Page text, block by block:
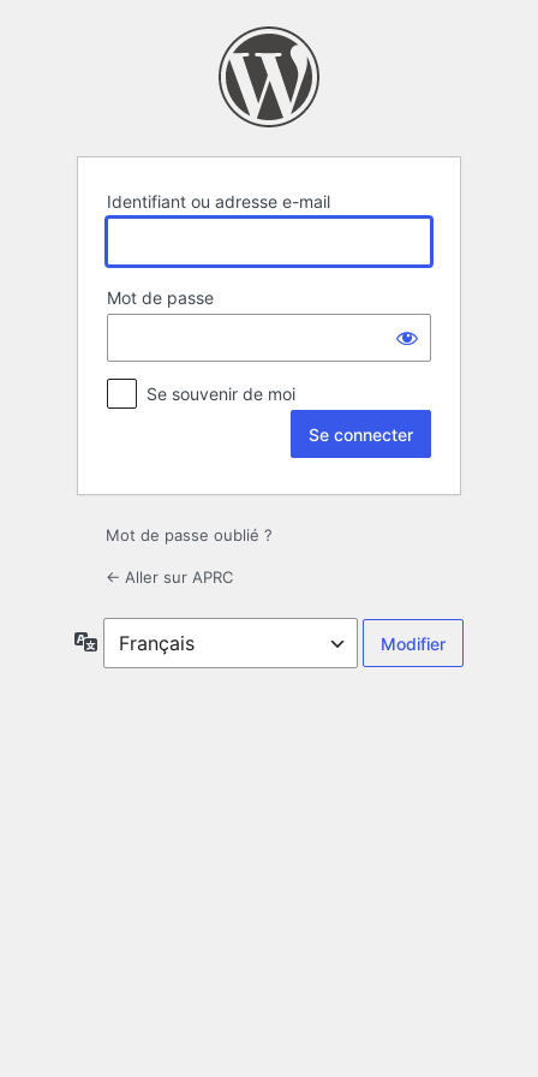
Identifiant ou adresse e-mail
Mot de passe
Se souvenir de moi
Mot de passe oublié ?
← Aller sur APRC
Langue